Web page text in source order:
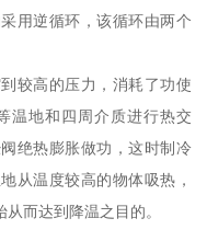
用逆循环，该循环由两个
较高的压力，消耗了功使
温地和四周介质进行热交
绝热膨胀做功，这时制冷
从温度较高的物体吸热，
而达到降温之目的。